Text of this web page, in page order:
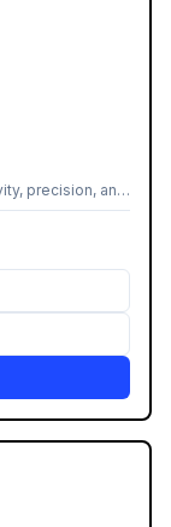
precision, and
visual design.
I guide each
Illustrator,
that make a